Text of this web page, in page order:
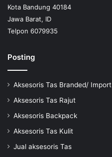
Kota Bandung 40184
Jawa Barat, ID
Telpon 6079935
Posting
Aksesoris Tas Branded/ Import
Aksesoris Tas Rajut
Aksesoris Backpack
Aksesoris Tas Kulit
Jual aksesoris Tas